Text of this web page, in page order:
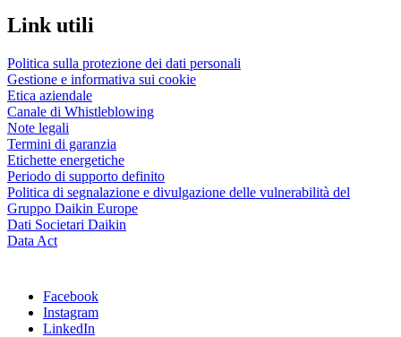
Link utili
Politica sulla protezione dei dati personali
Gestione e informativa sui cookie
Etica aziendale
Canale di Whistleblowing
Note legali
Termini di garanzia
Etichette energetiche
Periodo di supporto definito
Politica di segnalazione e divulgazione delle vulnerabilità del
Gruppo Daikin Europe
Dati Societari Daikin
Data Act
Facebook
Instagram
LinkedIn